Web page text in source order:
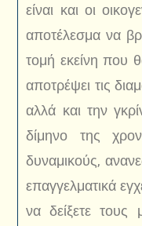
είναι και οι
αποτέλεσμα να
τομή εκείνη που
αποτρέψει τις
αλλά και την
δίμηνο της
δυναμικούς,
επαγγελματικά
να δείξετε τους